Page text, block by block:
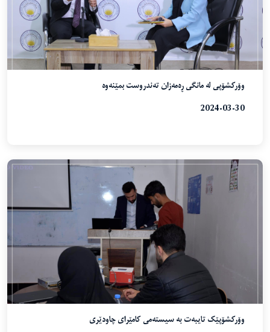
وۆرکشۆپی لە مانگی ڕەمەزان تەندروست بمێنەوە
2024-03-30
وۆرکشۆپێک تایبەت بە سیستەمی کامێرای چاودێری